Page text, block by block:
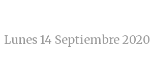
Lunes 14 Septiembre 2020